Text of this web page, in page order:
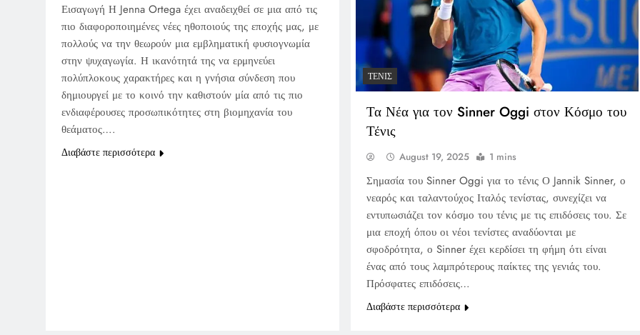
Εισαγωγή Η Jenna Ortega έχει αναδειχθεί σε μια από τις
πιο διαφοροποιημένες νέες ηθοποιούς της εποχής μας, με
πολλούς να την θεωρούν μια εμβληματική φυσιογνωμία
στην ψυχαγωγία. Η ικανότητά της να ερμηνεύει
πολύπλοκους χαρακτήρες και η γνήσια σύνδεση που
δημιουργεί με το κοινό την καθιστούν μία από τις πιο
ενδιαφέρουσες προσωπικότητες στη βιομηχανία του
θεάματος….
Διαβάστε περισσότερα
ΤΈΝΙΣ
Τα Νέα για τον Sinner Oggi στον Κόσμο του
Τένις
August 19, 2025 1 mins
Σημασία του Sinner Oggi για το τένις Ο Jannik Sinner, ο
νεαρός και ταλαντούχος Ιταλός τενίστας, συνεχίζει να
εντυπωσιάζει τον κόσμο του τένις με τις επιδόσεις του. Σε
μια εποχή όπου οι νέοι τενίστες αναδύονται με
σφοδρότητα, ο Sinner έχει κερδίσει τη φήμη ότι είναι
ένας από τους λαμπρότερους παίκτες της γενιάς του.
Πρόσφατες επιδόσεις…
Διαβάστε περισσότερα